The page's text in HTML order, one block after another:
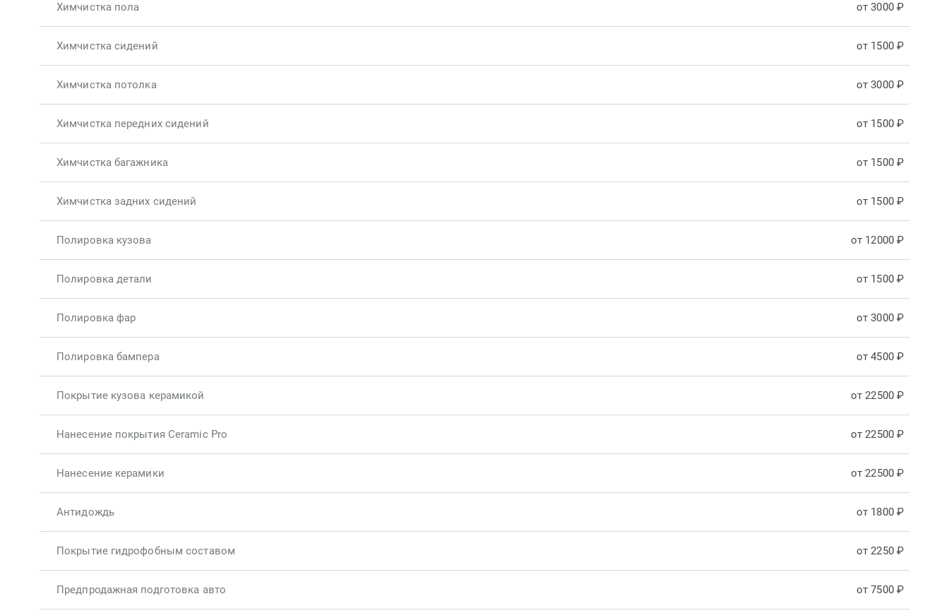
Химчистка пола от 3000 ₽
Химчистка сидений от 1500 ₽
Химчистка потолка от 3000 ₽
Химчистка передних сидений от 1500 ₽
Химчистка багажника от 1500 ₽
Химчистка задних сидений от 1500 ₽
Полировка кузова от 12000 ₽
Полировка детали от 1500 ₽
Полировка фар от 3000 ₽
Полировка бампера от 4500 ₽
Покрытие кузова керамикой от 22500 ₽
Нанесение покрытия Ceramic Pro от 22500 ₽
Нанесение керамики от 22500 ₽
Антидождь от 1800 ₽
Покрытие гидрофобным составом от 2250 ₽
Предпродажная подготовка авто от 7500 ₽